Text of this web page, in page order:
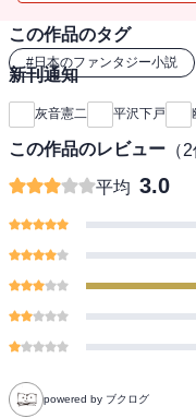
この作品のタグ
#日本のファンタジー小説
新刊通知
灰音憲二 平沢下戸
この作品のレビュー （2
平均 3.0
powered by ブクログ